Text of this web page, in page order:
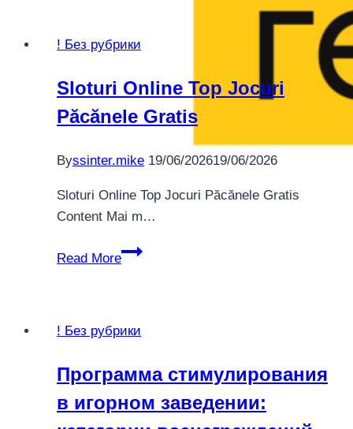
2025555
Seguro
Naruto
! Без рубрики
Sloturi Online Top Jocuri
Păcănele Gratis
Byssinter.mike 19/06/202619/06/2026
Sloturi Online Top Jocuri Păcănele Gratis
Content Mai m…
Read More
Sloturi
Păcănele
! Без рубрики
Программа стимулирования
в игорном заведении: